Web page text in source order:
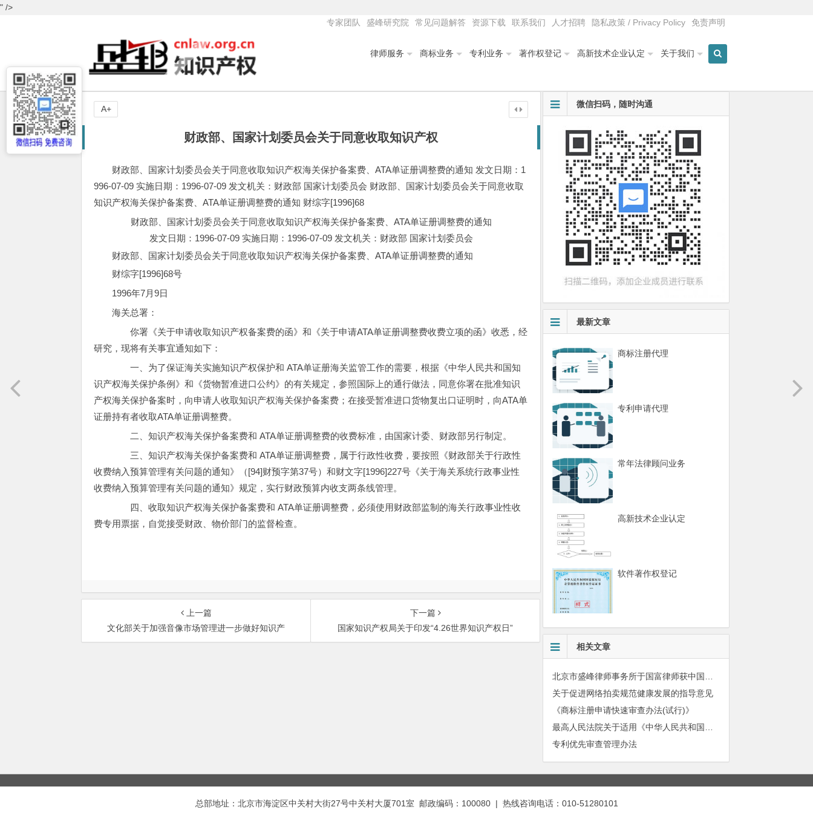
" />
专家团队
盛峰研究院 常见问题解答 资源下载 联系我们 人才招聘 隐私政策 / Privacy Policy 免责声明
律师服务 商标业务 专利业务 著作权登记 高新技术企业认定 关于我们
财政部、国家计划委员会关于同意收取知识产权
财政部、国家计划委员会关于同意收取知识产权海关保护备案费、ATA单证册调整费的通知 发文日期：1
996-07-09 实施日期：1996-07-09 发文机关：财政部 国家计划委员会 财政部、国家计划委员会关于同意收取
知识产权海关保护备案费、ATA单证册调整费的通知 财综字[1996]68
财政部、国家计划委员会关于同意收取知识产权海关保护备案费、ATA单证册调整费的通知
发文日期：1996-07-09 实施日期：1996-07-09 发文机关：财政部 国家计划委员会
财政部、国家计划委员会关于同意收取知识产权海关保护备案费、ATA单证册调整费的通知
财综字[1996]68号
1996年7月9日
海关总署：
你署《关于申请收取知识产权备案费的函》和《关于申请ATA单证册调整费收费立项的函》收悉，经
研究，现将有关事宜通知如下：
一、为了保证海关实施知识产权保护和 ATA单证册海关监管工作的需要，根据《中华人民共和国知
识产权海关保护条例》和《货物暂准进口公约》的有关规定，参照国际上的通行做法，同意你署在批准知识
产权海关保护备案时，向申请人收取知识产权海关保护备案费；在接受暂准进口货物复出口证明时，向ATA单
证册持有者收取ATA单证册调整费。
二、知识产权海关保护备案费和 ATA单证册调整费的收费标准，由国家计委、财政部另行制定。
三、知识产权海关保护备案费和 ATA单证册调整费，属于行政性收费，要按照《财政部关于行政性
收费纳入预算管理有关问题的通知》（[94]财预字第37号）和财文字[1996]227号《关于海关系统行政事业性
收费纳入预算管理有关问题的通知》规定，实行财政预算内收支两条线管理。
四、收取知识产权海关保护备案费和 ATA单证册调整费，必须使用财政部监制的海关行政事业性收
费专用票据，自觉接受财政、物价部门的监督检查。
A+
上一篇
文化部关于加强音像市场管理进一步做好知识产
下一篇
国家知识产权局关于印发“4.26世界知识产权日”
微信扫码，随时沟通
最新文章
商标注册代理
专利申请代理
常年法律顾问业务
高新技术企业认定
软件著作权登记
相关文章
关于促进网络拍卖规范健康发展的指导意见
《商标注册申请快速审查办法(试行)》
专利优先审查管理办法
总部地址：北京市海淀区中关村大街27号中关村大厦701室 邮政编码：100080 | 热线咨询电话：010-51280101